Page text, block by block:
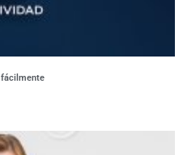
fácilmente